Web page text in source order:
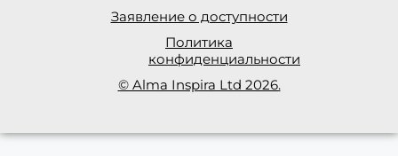
Заявление о доступности
Политика
конфиденциальности
© Alma Inspira Ltd 2026.